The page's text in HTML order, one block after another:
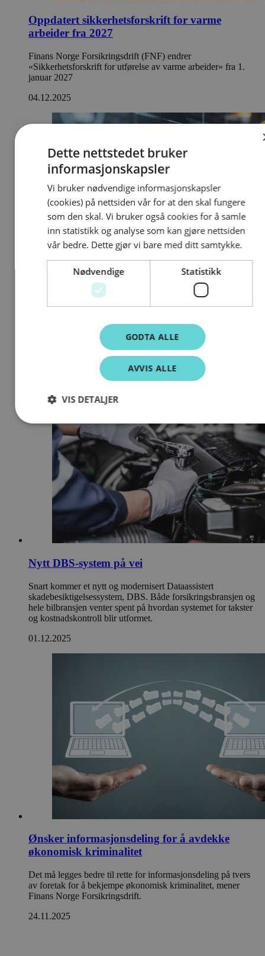
Oppdatert sikkerhetsforskrift for varme
arbeider fra 2027
Finans Norge Forsikringsdrift (FNF) endrer
«Sikkerhetsforskrift for utførelse av varme arbeider» fra 1.
januar 2027
04.12.2025
FOSS-registeret modernisert
modernisert for å møte dagens teknologiske krav og bekjempe
mer avansert forsikringskriminalitet.
Nytt DBS-system på vei
Snart kommer et nytt og modernisert Dataassistert
skadebesiktigelsessystem, DBS. Både forsikringsbransjen og
hele bilbransjen venter spent på hvordan systemet for takster
og kostnadskontroll blir utformet.
01.12.2025
Ønsker informasjonsdeling for å avdekke
økonomisk kriminalitet
Det må legges bedre til rette for informasjonsdeling på tvers
av foretak for å bekjempe økonomisk kriminalitet, mener
Finans Norge Forsikringsdrift.
24.11.2025
Dette nettstedet bruker
informasjonskapsler
Vi bruker nødvendige informasjonskapsler
(cookies) på nettsiden vår for at den skal fungere
som den skal. Vi bruker også cookies for å samle
inn statistikk og analyse som kan gjøre nettsiden
vår bedre. Dette gjør vi bare med ditt samtykke.
Nødvendige Statistikk
GODTA ALLE
AVVIS ALLE
VIS DETALJER